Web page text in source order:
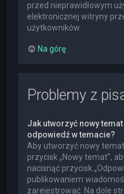
przed nieprawidłowym
elektronicznej witryny
użytkowników.
Na górę
Problemy z
Jak utworzyć nowy
odpowiedź w temacie?
Aby utworzyć nowy
przycisk „Nowy temat”,
nacisnąć przycisk
publikowaniem
zarejestrować. Na dole